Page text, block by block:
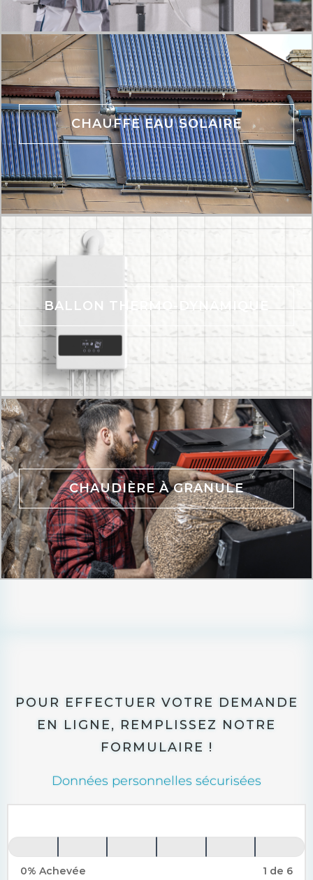
CHAUFFE EAU SOLAIRE
BALLON THERMO-DYNAMIQUE
CHAUDIÈRE À GRANULE
POUR EFFECTUER VOTRE DEMANDE
EN LIGNE, REMPLISSEZ NOTRE
FORMULAIRE !
Données personnelles sécurisées
Global
0% Achevée 1 de 6